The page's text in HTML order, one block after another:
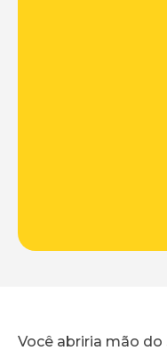
Você abriria mão